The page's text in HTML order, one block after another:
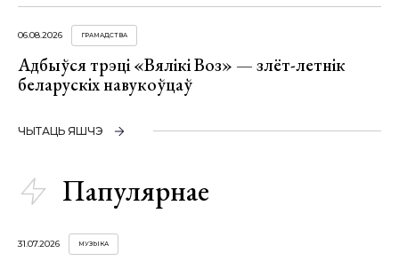
06.08.2026 ГРАМАДСТВА
Адбыўся трэці «Вялікі Воз» — злёт-летнік
беларускіх навукоўцаў
ЧЫТАЦЬ ЯШЧЭ
Папулярнае
31.07.2026 МУЗЫКА